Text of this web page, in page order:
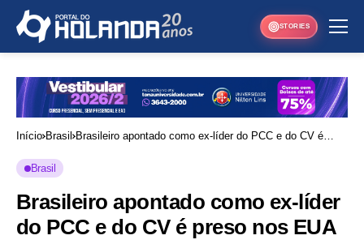
STORIES
Início Brasil
Brasileiro apontado como ex-líder do PCC e do CV é
Brasil
Brasileiro apontado como ex-líder
do PCC e do CV é preso nos EUA